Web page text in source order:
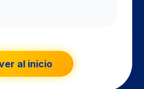
al inicio